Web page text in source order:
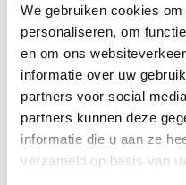
We gebruiken cookies
personaliseren, om
en om ons
informatie over uw
partners voor social
partners kunnen deze
informatie die u aan ze
verzameld op basis van
30